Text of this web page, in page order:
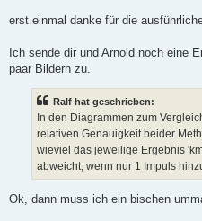
a
erst einmal danke für die
Ich sende dir und Arnold noch eine
paar Bildern zu.
Ralf hat geschrieben:
In den Diagrammen zum
relativen Genauigkeit beider
wieviel das jeweilige Ergebnis
abweicht, wenn nur 1 Impuls
Ok, dann muss ich ein bischen